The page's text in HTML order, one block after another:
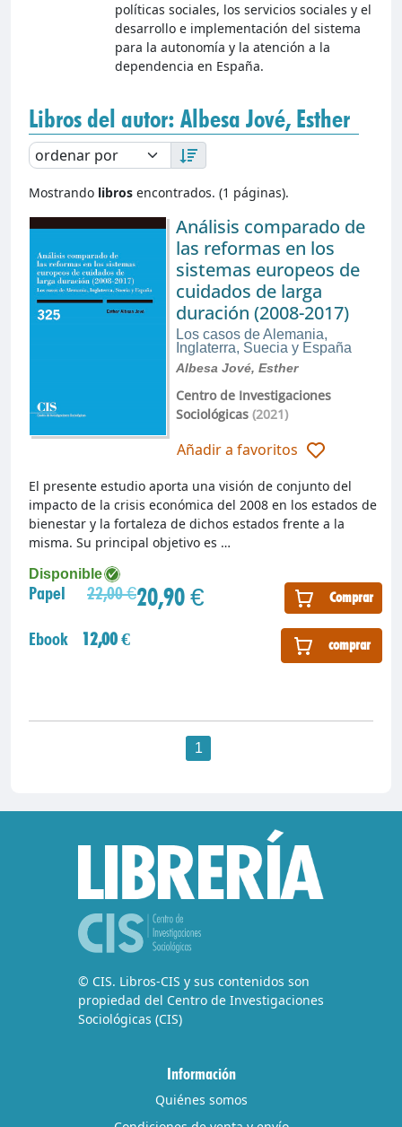
políticas sociales, los servicios sociales y el
desarrollo e implementación del sistema
para la autonomía y la atención a la
dependencia en España.
Libros del autor: Albesa Jové, Esther
Mostrando libros encontrados. (1 páginas).
Análisis comparado de
las reformas en los
sistemas europeos de
cuidados de larga
duración (2008-2017)
Los casos de Alemania,
Inglaterra, Suecia y España
Albesa Jové, Esther
Centro de Investigaciones
Sociológicas(2021)
Añadir a favoritos
Disponible
Papel 22,00 €20,90 € Comprar
Ebook 12,00 € comprar
El presente estudio aporta una visión de conjunto del
impacto de la crisis económica del 2008 en los estados de
bienestar y la fortaleza de dichos estados frente a la
misma. Su principal objetivo es …
1
© CIS. Libros-CIS y sus contenidos son
propiedad del Centro de Investigaciones
Sociológicas (CIS)
Información
Quiénes somos